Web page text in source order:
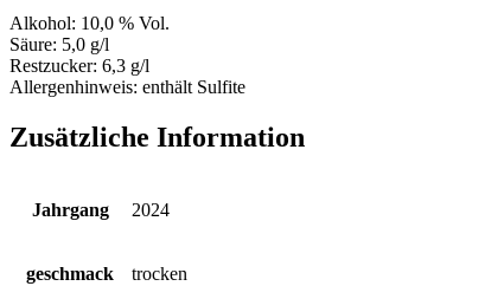
Alkohol: 10,0 % Vol.
Säure: 5,0 g/l
Restzucker: 6,3 g/l
Allergenhinweis: enthält Sulfite
Zusätzliche Information
Jahrgang 2024
geschmack trocken